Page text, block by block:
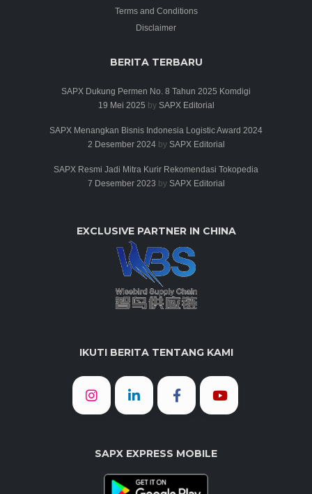
Terms and Conditions
Disclaimer
BERITA TERBARU
SAPX Dukung Permen No. 8 Tahun 2025 Komdigi
19 Mei 2025 by SAPX Editorial
SAPX Menangkan Bisnis Indonesia Logistic Award 2024
2 Desember 2024by SAPX Editorial
SAPX Resmi Jadi Mitra Kurir Rekomendasi Tokopedia
7 Desember 2023 by SAPX Editorial
EXCLUSIVE PARTNER IN CHINA
IKUTI BERITA TENTANG KAMI
SAPX EXPRESS MOBILE